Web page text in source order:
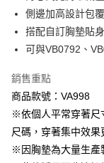
付款後7-11取貨
每筆NT$60，滿
宅配
每筆NT$120，滿
付款後門市自取
每筆NT$60，滿
側邊加高設計包
搭配自訂胸墊貼
可與VB0792、
銷售重點
商品款號：VA998
※依個人平常穿著尺
尺碼，穿著集中效果
※因胸墊為大量生產